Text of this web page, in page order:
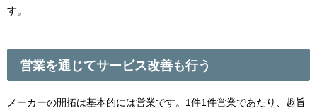
す。
営業を通じてサービス改善も行う
メーカーの開拓は基本的には営業です。1件1件営業であたり、趣旨